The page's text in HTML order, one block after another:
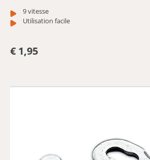
9 vitesse
Utilisation facile
€ 1,95